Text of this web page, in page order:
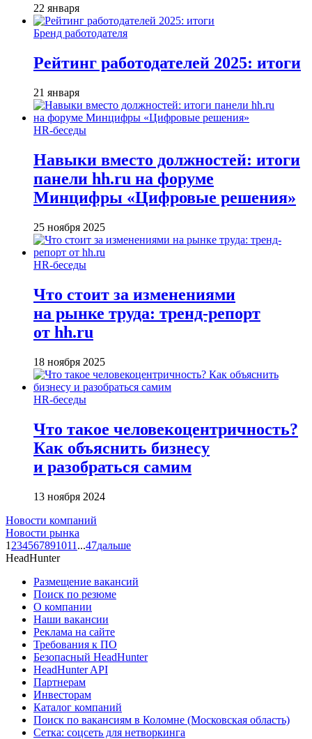
22 января
Бренд работодателя
Рейтинг работодателей 2025: итоги
21 января
HR-беседы
Навыки вместо должностей: итоги
панели hh.ru на форуме
Минцифры «Цифровые решения»
25 ноября 2025
HR-беседы
Что стоит за изменениями
на рынке труда: тренд-репорт
от hh.ru
18 ноября 2025
HR-беседы
Что такое человеко­центричность?
Как объяснить бизнесу
и разобраться самим
13 ноября 2024
Новости компаний
Новости рынка
1 234567891011 ...47дальше
HeadHunter
Размещение вакансий
Поиск по резюме
О компании
Наши вакансии
Реклама на сайте
Требования к ПО
Безопасный HeadHunter
HeadHunter API
Партнерам
Инвесторам
Каталог компаний
Поиск по вакансиям в Коломне (Московская область)
Сетка: соцсеть для нетворкинга